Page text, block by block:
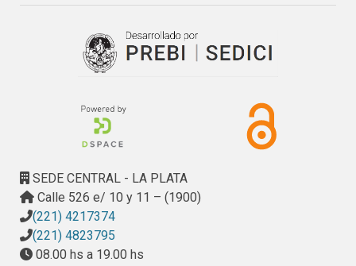
tema de la relación costo-calidad en la construcción. Se
parte de la premisa que es prioritario optimizar esta
relación, en especial en el ámbito de la Provincia de
del déficit habitacional argentino (conurbano bonaerense).
Se expondrán a continuación algunos resultados obtenidos
a través de estos trabajos de investigación. Como podrá
definición específica de lo que entendemos por costo y por
calidad en la construcción.
SEDE CENTRAL - LA PLATA
Calle 526 e/ 10 y 11 – (1900)
(221) 4217374
(221) 4823795
08.00 hs a 19.00 hs